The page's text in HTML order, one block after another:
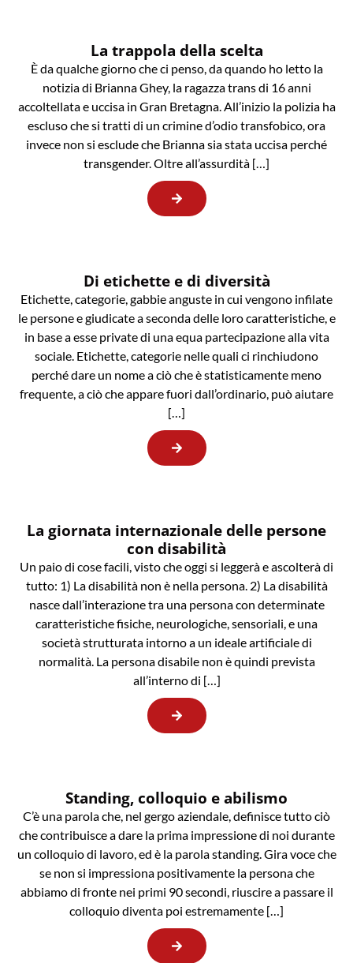
La trappola della scelta
È da qualche giorno che ci penso, da quando ho letto la
notizia di Brianna Ghey, la ragazza trans di 16 anni
accoltellata e uccisa in Gran Bretagna. All’inizio la polizia ha
escluso che si tratti di un crimine d’odio transfobico, ora
invece non si esclude che Brianna sia stata uccisa perché
transgender. Oltre all’assurdità […]
Di etichette e di diversità
Etichette, categorie, gabbie anguste in cui vengono infilate
le persone e giudicate a seconda delle loro caratteristiche, e
in base a esse private di una equa partecipazione alla vita
sociale. Etichette, categorie nelle quali ci rinchiudono
perché dare un nome a ciò che è statisticamente meno
frequente, a ciò che appare fuori dall’ordinario, può aiutare
[…]
La giornata internazionale delle persone
con disabilità
Un paio di cose facili, visto che oggi si leggerà e ascolterà di
tutto: 1) La disabilità non è nella persona. 2) La disabilità
nasce dall’interazione tra una persona con determinate
caratteristiche fisiche, neurologiche, sensoriali, e una
società strutturata intorno a un ideale artificiale di
normalità. La persona disabile non è quindi prevista
all’interno di […]
Standing, colloquio e abilismo
C’è una parola che, nel gergo aziendale, definisce tutto ciò
che contribuisce a dare la prima impressione di noi durante
un colloquio di lavoro, ed è la parola standing. Gira voce che
se non si impressiona positivamente la persona che
abbiamo di fronte nei primi 90 secondi, riuscire a passare il
colloquio diventa poi estremamente […]